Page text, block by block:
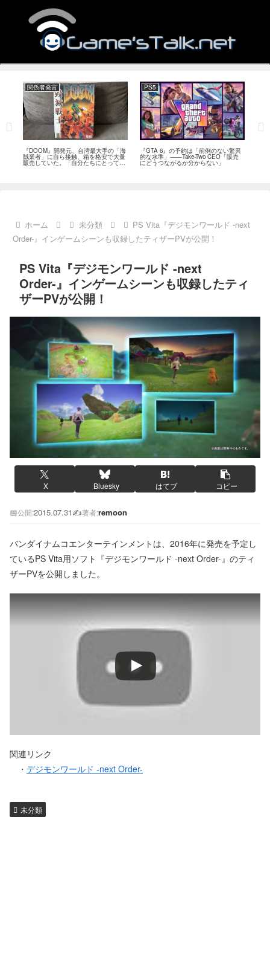
関係者発言
『DOOM』開発元、台湾最大手の「海
賊業者」に自ら接触、箱を格安で大量
販売していた。「自分たちにとっては
流通だった」
PS5
『GTA 6』の予約は「前例のない驚異
的な水準」――Take-Two CEO「販売
にどうつながるか分からない」
ホーム 未分類
PS Vita『デジモンワールド -next
Order-』インゲームシーンも収録したティザーPVが公開！
PS Vita『デジモンワールド -next
Order-』インゲームシーンも収録したティ
ザーPVが公開！
X Bluesky はてブ コピー
📅公開:2015.07.31✍️著者:remoon
バンダイナムコエンターテインメントは、2016年に発売を予定し
ているPS Vita用ソフト『デジモンワールド -next Order-』のティ
ザーPVを公開しました。
関連リンク
・ デジモンワールド -next Order-
未分類